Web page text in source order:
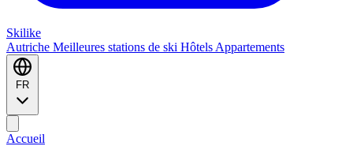
Skilike
Autriche Meilleures stations de ski Hôtels Appartements
FR
Accueil